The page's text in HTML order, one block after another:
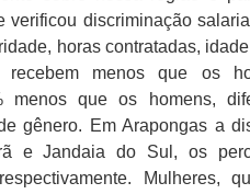
verificou discriminação
horas contratadas,
recebem menos que os
menos que os homens,
gênero. Em Arapongas a
e Jandaia do Sul, os
Mulheres,